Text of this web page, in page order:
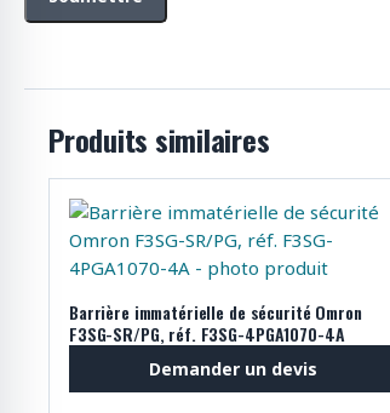
Produits similaires
Barrière immatérielle de sécurité Omron
F3SG-SR/PG, réf. F3SG-4PGA1070-4A
Demander un devis